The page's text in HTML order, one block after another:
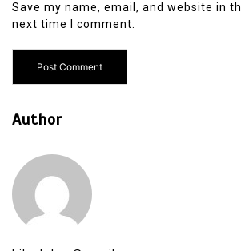
Save my name, email, and website in
next time I comment.
Author